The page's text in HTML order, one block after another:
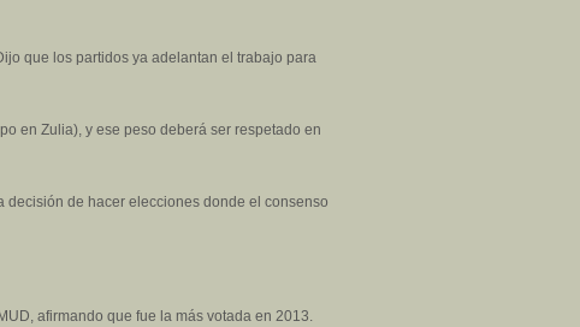
que los partidos ya adelantan el trabajo para
en Zulia), y ese peso deberá ser respetado en
decisión de hacer elecciones donde el consenso
afirmando que fue la más votada en 2013.